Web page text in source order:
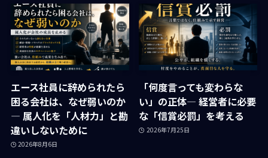
エース社員に辞められたら
困る会社は、なぜ弱いのか
― 属人化を「人材力」と勘
違いしないために
2026年8月6日
「何度言っても変わらな
い」の正体― 経営者に必要
な「信賞必罰」を考える
2026年7月25日